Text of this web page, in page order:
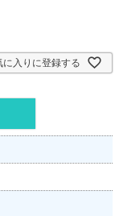
に入りに登録する